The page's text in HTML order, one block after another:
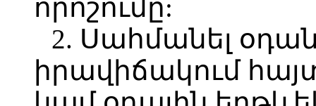
որոշումը:
2. Սահմանել
իրավիճակում